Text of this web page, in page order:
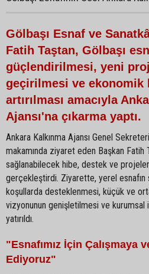
Gölbaşı Esnaf ve
Fatih Taştan, Gölbaşı
güçlendirilmesi, yeni
geçirilmesi ve ekonomik
artırılması amacıyla
Ajansı'na çıkarma yaptı.
Ankara Kalkınma Ajansı Genel
makamında ziyaret eden Başkan Fatih
sağlanabilecek hibe, destek ve
gerçekleştirdi. Ziyarette, yerel
koşullarda desteklenmesi, küçük ve
vizyonunun genişletilmesi ve kurumsal
yatırıldı.
"Esnafımız İçin Çalışmaya
Ediyoruz"